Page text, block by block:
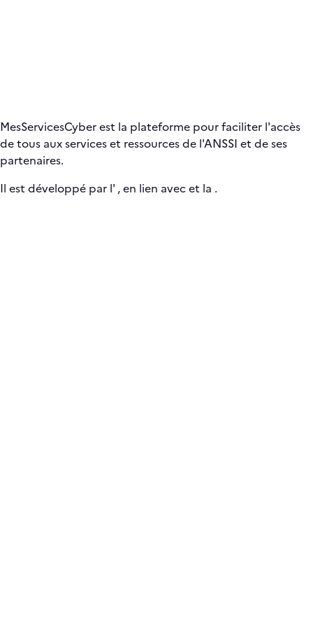
MesServicesCyber est la plateforme pour faciliter l'accès
de tous aux services et ressources de l'ANSSI et de ses
partenaires.
Il est développé par l' , en lien avecet la .